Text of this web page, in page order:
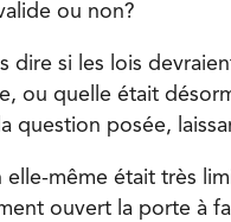
ou non?
dire si les lois
ou quelle était
question posée,
elle-même était très
ouvert la porte à